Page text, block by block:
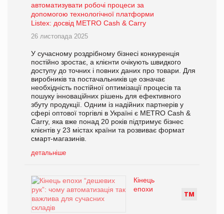
автоматизувати робочі процеси за
допомогою технологічної платформи
Listex: досвід METRO Cash & Carry
26 листопада 2025
У сучасному роздрібному бізнесі конкуренція
постійно зростає, а клієнти очікують швидкого
доступу до точних і повних даних про товари. Для
виробників та постачальників це означає
необхідність постійної оптимізації процесів та
пошуку інноваційних рішень для ефективного
збуту продукції. Одним із надійних партнерів у
сфері оптової торгівлі в Україні є METRO Cash &
Carry, яка вже понад 20 років підтримує бізнес
клієнтів у 23 містах країни та розвиває формат
смарт-магазинів.
детальніше
ТМ
Кінець
епохи